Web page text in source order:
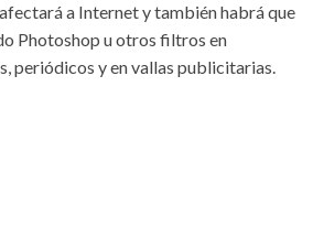
a Internet y también habrá que
Photoshop u otros filtros en
periódicos y en vallas publicitarias.